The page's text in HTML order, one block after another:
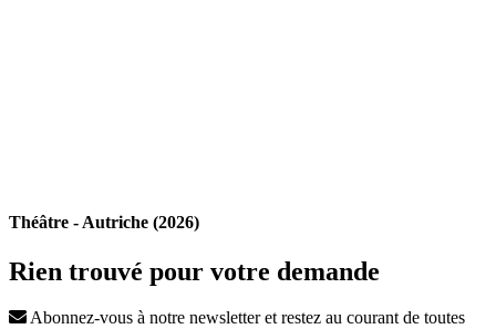
Théâtre - Autriche (2026)
Rien trouvé pour votre demande
Abonnez-vous à notre newsletter et restez au courant de toutes